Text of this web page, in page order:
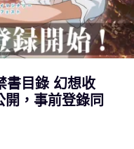
書目錄 幻想收
，事前登錄同